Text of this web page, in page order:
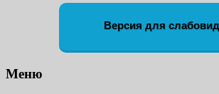
Версия для
Меню